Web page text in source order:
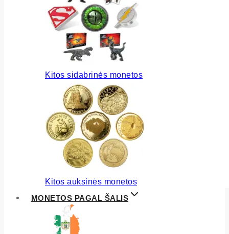
Kitos sidabrinės monetos
Kitos auksinės monetos
MONETOS PAGAL ŠALIS